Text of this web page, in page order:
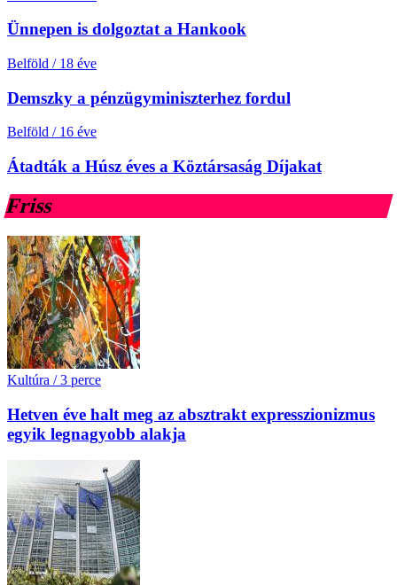
Ünnepen is dolgoztat a Hankook
Belföld / 18 éve
Demszky a pénzügyminiszterhez fordul
Belföld / 16 éve
Átadták a Húsz éves a Köztársaság Díjakat
Friss
Kultúra / 3 perce
Hetven éve halt meg az absztrakt expresszionizmus
egyik legnagyobb alakja